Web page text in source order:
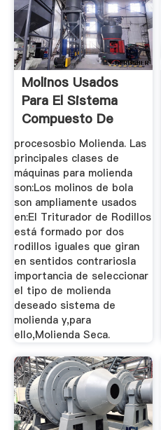
Molinos Usados
Para El Sistema
Compuesto De
Molienda Seca
procesosbio Molienda. Las
principales clases de
máquinas para molienda
son:Los molinos de bola
son ampliamente usados
en:El Triturador de Rodillos
está formado por dos
rodillos iguales que giran
en sentidos contrariosla
importancia de seleccionar
el tipo de molienda
deseado sistema de
molienda y,para
ello,Molienda Seca.